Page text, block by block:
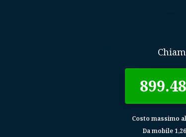
Costo massimo
Da mobile